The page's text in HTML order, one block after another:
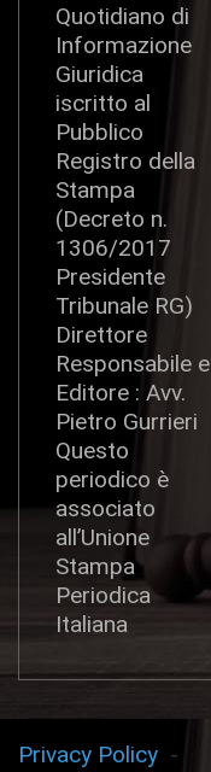
Quotidiano di
Informazione
Giuridica
iscritto al
Pubblico
Registro della
Stampa
(Decreto n.
1306/2017
Presidente
Tribunale RG)
Direttore
Responsabile e
Editore : Avv.
Pietro Gurrieri
Questo
periodico è
associato
all’Unione
Stampa
Periodica
Italiana
Privacy Policy -